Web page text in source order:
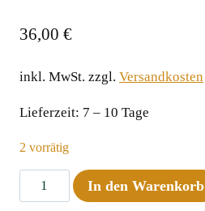
36,00 €
inkl. MwSt. zzgl. Versandkosten
Lieferzeit: 7 – 10 Tage
2 vorrätig
Elaphoglossum
spec.
In den Warenkorb